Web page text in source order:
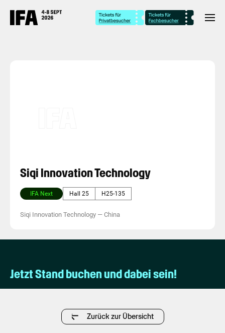
Siqi Innovation Technology
IFA Next Hall 25 H25-135
Siqi Innovation Technology — China
Jetzt Stand buchen und dabei sein!
Zurück zur Übersicht